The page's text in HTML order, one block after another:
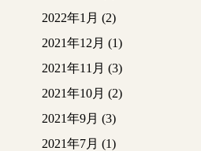
2022年1月 (2)
2021年12月 (1)
2021年11月 (3)
2021年10月 (2)
2021年9月 (3)
2021年7月 (1)